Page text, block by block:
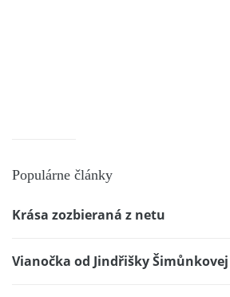
Populárne články
Krása zozbieraná z netu
Vianočka od Jindřišky Šimůnkovej